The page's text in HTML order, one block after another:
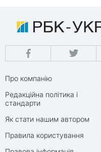
Про компанію
Редакційна політика і
стандарти
Як стати нашим автором
Правила користування